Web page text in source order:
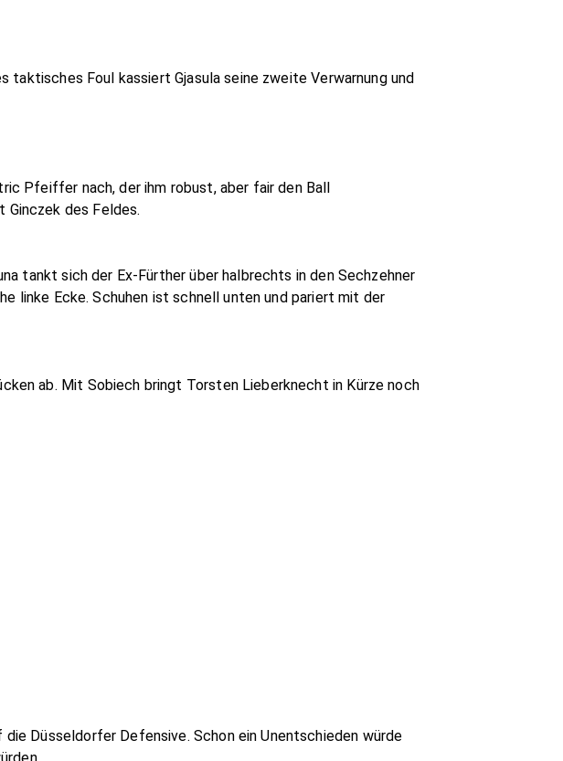
Foul kassiert Gjasula seine zweite Verwarnung und
Pfeiffer nach, der ihm robust, aber fair den Ball
des Feldes.
tankt sich der Ex-Fürther über halbrechts in den Sechzehner
linke Ecke. Schuhen ist schnell unten und pariert mit der
ab. Mit Sobiech bringt Torsten Lieberknecht in Kürze noch
Düsseldorfer Defensive. Schon ein Unentschieden würde